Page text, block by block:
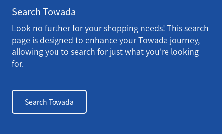
Search Towada
Look no further for your shopping needs! This search
page is designed to enhance your Towada journey,
allowing you to search for just what you're looking
for.
Search Towada